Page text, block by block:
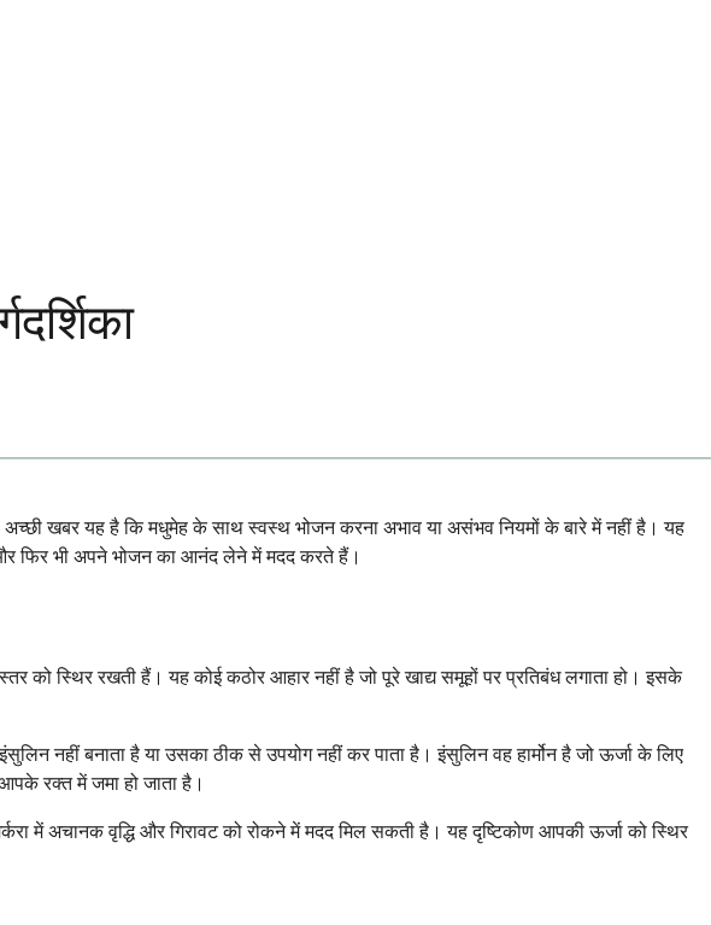
खबर यह है कि मधुमेह के साथ स्वस्थ भोजन करना अभाव या असंभव नियमों के बारे में नहीं है। यह
फिर भी अपने भोजन का आनंद लेने में मदद करते हैं।
को स्थिर रखती हैं। यह कोई कठोर आहार नहीं है जो पूरे खाद्य समूहों पर प्रतिबंध लगाता हो। इसके
नहीं बनाता है या उसका ठीक से उपयोग नहीं कर पाता है। इंसुलिन वह हार्मोन है जो ऊर्जा के लिए
रक्त में जमा हो जाता है।
में अचानक वृद्धि और गिरावट को रोकने में मदद मिल सकती है। यह दृष्टिकोण आपकी ऊर्जा को स्थिर